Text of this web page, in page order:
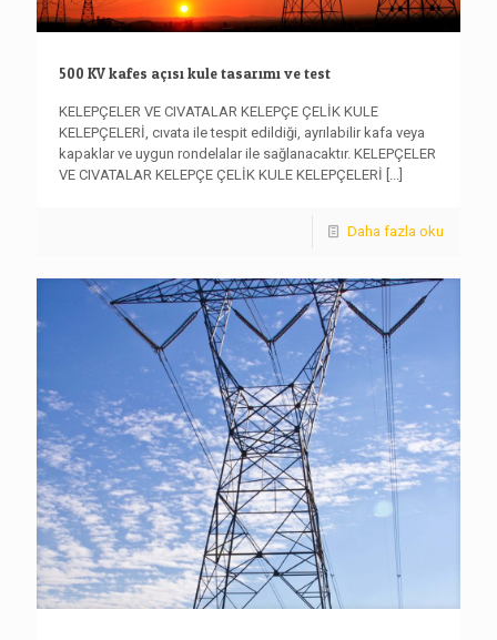
500 KV kafes açısı kule tasarımı ve test
KELEPÇELER VE CIVATALAR KELEPÇE ÇELİK KULE
KELEPÇELERİ, cıvata ile tespit edildiği, ayrılabilir kafa veya
kapaklar ve uygun rondelalar ile sağlanacaktır. KELEPÇELER
VE CIVATALAR KELEPÇE ÇELİK KULE KELEPÇELERİ
Daha fazla oku